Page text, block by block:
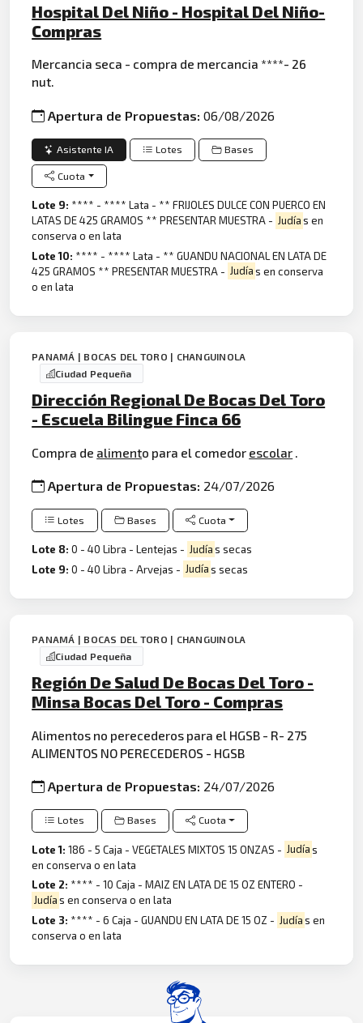
Hospital Del Niño - Hospital Del Niño-
Compras
Mercancia seca - compra de mercancia ****- 26
nut.
Apertura de Propuestas:06/08/2026
Asistente IA Lotes Bases
Cuota
Lote 9: **** - **** Lata - ** FRIJOLES DULCE CON PUERCO EN
LATAS DE 425 GRAMOS ** PRESENTAR MUESTRA - Judías en
conserva o en lata
Lote 10: **** - **** Lata - ** GUANDU NACIONAL EN LATA DE
425 GRAMOS ** PRESENTAR MUESTRA - Judías en conserva
o en lata
PANAMÁ | BOCAS DEL TORO | CHANGUINOLA
Ciudad Pequeña
Dirección Regional De Bocas Del Toro
- Escuela Bilingue Finca 66
Compra de alimento para el comedor escolar .
Apertura de Propuestas: 24/07/2026
Lotes Bases Cuota
Lote 8:0 - 40 Libra - Lentejas - Judías secas
Lote 9:0 - 40 Libra - Arvejas - Judías secas
PANAMÁ | BOCAS DEL TORO | CHANGUINOLA
Ciudad Pequeña
Región De Salud De Bocas Del Toro -
Minsa Bocas Del Toro - Compras
Alimentos no perecederos para el HGSB - R- 275
ALIMENTOS NO PERECEDEROS - HGSB
Apertura de Propuestas: 24/07/2026
Lotes Bases Cuota
Lote 1:186 - 5 Caja - VEGETALES MIXTOS 15 ONZAS - Judías
en conserva o en lata
Lote 2: **** - 10 Caja - MAIZ EN LATA DE 15 OZ ENTERO -
Judías en conserva o en lata
Lote 3: **** - 6 Caja - GUANDU EN LATA DE 15 OZ - Judías en
conserva o en lata